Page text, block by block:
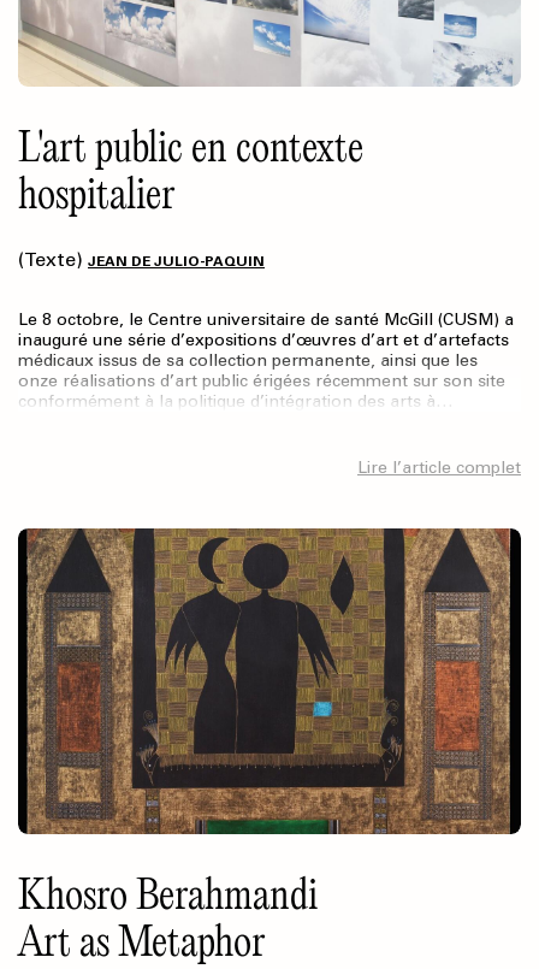
L'art public en contexte
hospitalier
(Texte) JEAN DE JULIO-PAQUIN
Le 8 octobre, le Centre universitaire de santé McGill (CUSM) a
inauguré une série d’expositions d’œuvres d’art et d’artefacts
médicaux issus de sa collection permanente, ainsi que les
onze réalisations d’art public érigées récemment sur son site
conformément à la politique d’intégration des arts à…
Lire l’article complet
Khosro Berahmandi
Art as Metaphor